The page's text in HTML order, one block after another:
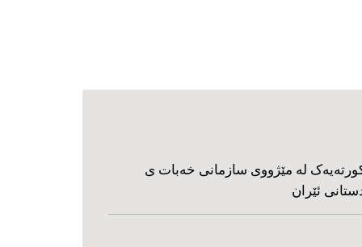
له مێژووی سازمانی خه‌بات ی
ئێران